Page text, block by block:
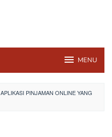
MENU
APLIKASI PINJAMAN ONLINE YANG